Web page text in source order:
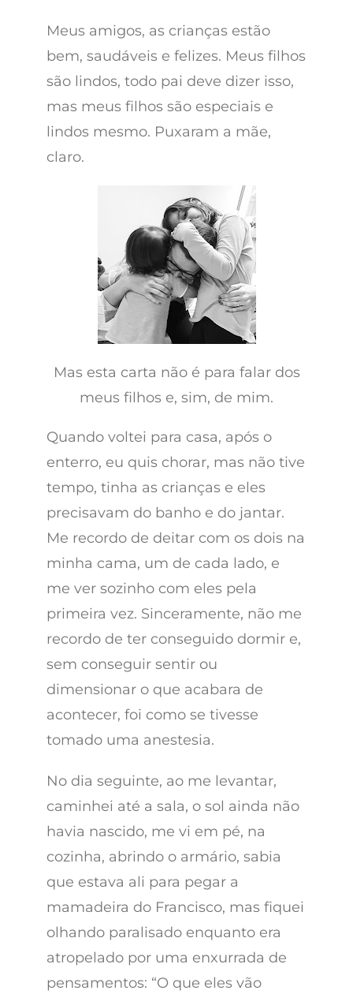
Meus amigos, as crianças estão
bem, saudáveis e felizes. Meus filhos
são lindos, todo pai deve dizer isso,
mas meus filhos são especiais e
lindos mesmo. Puxaram a mãe,
claro.
Mas esta carta não é para falar dos
meus filhos e, sim, de mim.
Quando voltei para casa, após o
enterro, eu quis chorar, mas não tive
tempo, tinha as crianças e eles
precisavam do banho e do jantar.
Me recordo de deitar com os dois na
minha cama, um de cada lado, e
me ver sozinho com eles pela
primeira vez. Sinceramente, não me
recordo de ter conseguido dormir e,
sem conseguir sentir ou
dimensionar o que acabara de
acontecer, foi como se tivesse
tomado uma anestesia.
No dia seguinte, ao me levantar,
caminhei até a sala, o sol ainda não
havia nascido, me vi em pé, na
cozinha, abrindo o armário, sabia
que estava ali para pegar a
mamadeira do Francisco, mas fiquei
olhando paralisado enquanto era
atropelado por uma enxurrada de
pensamentos: “O que eles vão